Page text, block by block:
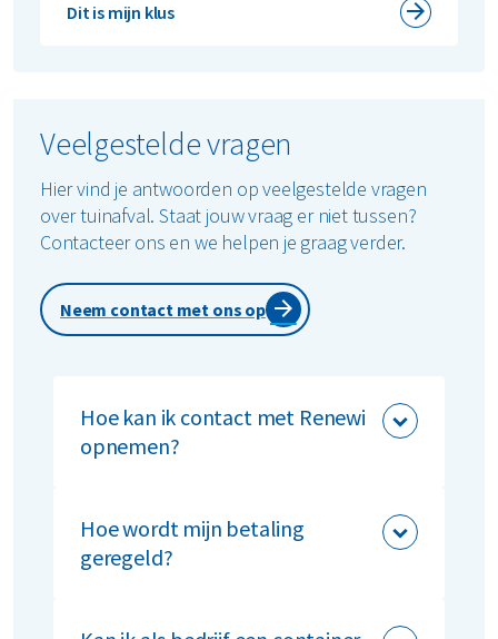
Dit is mijn klus
Veelgestelde vragen
Hier vind je antwoorden op veelgestelde vragen
over tuinafval. Staat jouw vraag er niet tussen?
Contacteer ons en we helpen je graag verder.
Neem contact met ons op
Hoe kan ik contact met Renewi
opnemen?
nummer: +32 (0)800 - 11114 van
maandag t/m vrijdag van: 08.00 – 17.00
Hoe wordt mijn betaling
geregeld?